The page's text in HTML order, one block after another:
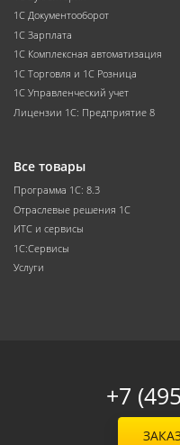
1С Документооборот
1С Зарплата
1С Комплексная автоматизация
1С Торговля и 1С Розница
1С Управленческий учет
Лицензии 1С: Предприятие 8
Все товары
Программа 1С: 8.3
Отраслевые решения 1С
ИТС и сервисы
1С:Сервисы
Услуги
+7